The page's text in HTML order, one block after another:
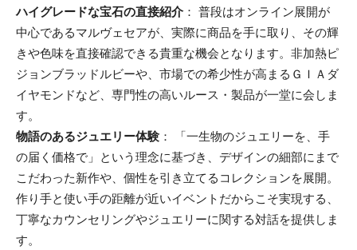
ハイグレードな宝石の直接紹介： 普段はオンライン展開が
中心であるマルヴェセアが、実際に商品を手に取り、その輝
きや色味を直接確認できる貴重な機会となります。非加熱ピ
ジョンブラッドルビーや、市場での希少性が高まるＧＩＡダ
イヤモンドなど、専門性の高いルース・製品が一堂に会しま
す。
物語のあるジュエリー体験 ： 「一生物のジュエリーを、手
の届く価格で」という理念に基づき、デザインの細部にまで
こだわった新作や、個性を引き立てるコレクションを展開。
作り手と使い手の距離が近いイベントだからこそ実現する、
丁寧なカウンセリングやジュエリーに関する対話を提供しま
す。